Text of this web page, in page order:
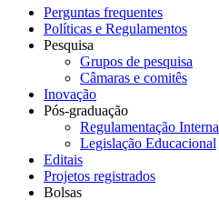
Perguntas frequentes
Políticas e Regulamentos
Pesquisa
Grupos de pesquisa
Câmaras e comitês
Inovação
Pós-graduação
Regulamentação Interna
Legislação Educacional
Editais
Projetos registrados
Bolsas